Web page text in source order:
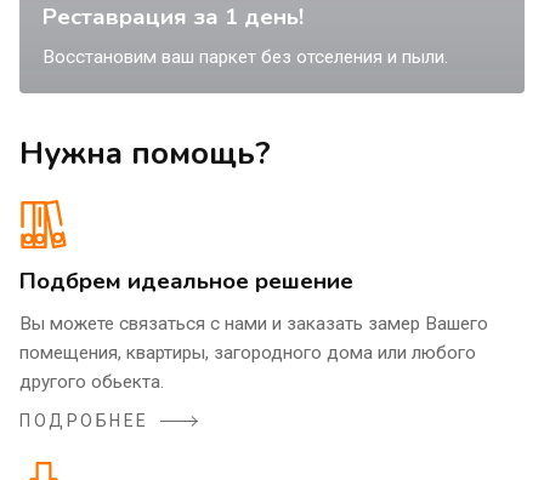
Реставрация за 1 день!
Восстановим ваш паркет без отселения и пыли.
Нужна помощь?
Подбрем идеальное решение
Вы можете связаться с нами и заказать замер Вашего
помещения, квартиры, загородного дома или любого
другого обьекта.
ПОДРОБНЕЕ